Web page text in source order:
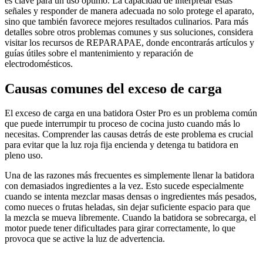
señales y responder de manera adecuada no solo protege el aparato,
sino que también favorece mejores resultados culinarios. Para más
detalles sobre otros problemas comunes y sus soluciones, considera
visitar los recursos de REPARAPAE, donde encontrarás artículos y
guías útiles sobre el mantenimiento y reparación de
electrodomésticos.
Causas comunes del exceso de carga
El exceso de carga en una batidora Oster Pro es un problema común
que puede interrumpir tu proceso de cocina justo cuando más lo
necesitas. Comprender las causas detrás de este problema es crucial
para evitar que la luz roja fija encienda y detenga tu batidora en
pleno uso.
Una de las razones más frecuentes es simplemente llenar la batidora
con demasiados ingredientes a la vez. Esto sucede especialmente
cuando se intenta mezclar masas densas o ingredientes más pesados,
como nueces o frutas heladas, sin dejar suficiente espacio para que
la mezcla se mueva libremente. Cuando la batidora se sobrecarga, el
motor puede tener dificultades para girar correctamente, lo que
provoca que se active la luz de advertencia.